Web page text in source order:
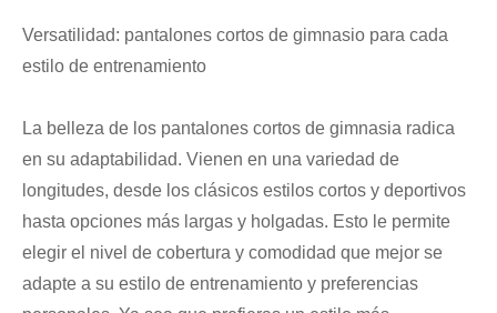
Versatilidad: pantalones cortos de gimnasio para cada
estilo de entrenamiento
La belleza de los pantalones cortos de gimnasia radica
en su adaptabilidad. Vienen en una variedad de
longitudes, desde los clásicos estilos cortos y deportivos
hasta opciones más largas y holgadas. Esto le permite
elegir el nivel de cobertura y comodidad que mejor se
adapte a su estilo de entrenamiento y preferencias